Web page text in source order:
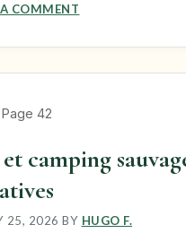
A COMMENT
Page 42
camping
25, 2026 BY HUGO F.